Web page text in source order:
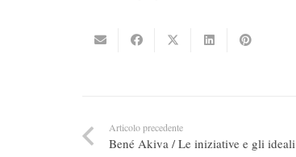
Articolo precedente
Bené Akiva / Le iniziative e gli ideali